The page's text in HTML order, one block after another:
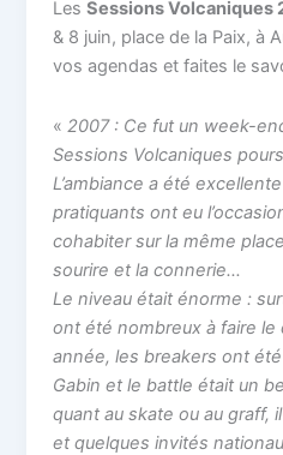
LesSessions Volcaniques
& 8 juin, place de la Paix, à
vos agendas et faites le
«2007 : Ce fut un week-
Sessions Volcaniques
L’ambiance a été
pratiquants ont eu
cohabiter sur la même
sourire et la connerie…
Le niveau était énorme :
ont été nombreux à faire
année, les breakers ont
Gabin et le battle était un
quant au skate ou au graff,
et quelques invités